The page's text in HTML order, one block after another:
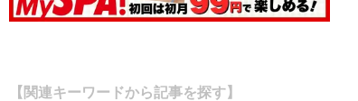
【関連キーワードから記事を探す】